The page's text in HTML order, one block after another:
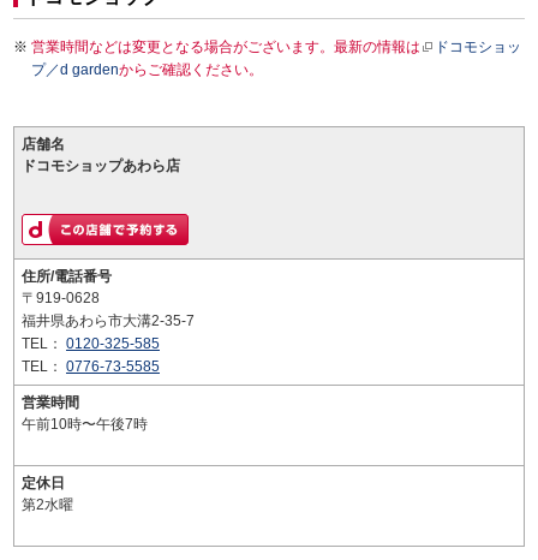
営業時間などは変更となる場合がございます。最新の情報は
ドコモショッ
プ／d gardenからご確認ください。
店舗名
ドコモショップあわら店
住所/電話番号
〒919-0628
福井県あわら市大溝2-35-7
TEL： 0120-325-585
TEL： 0776-73-5585
営業時間
午前10時〜午後7時
定休日
第2水曜